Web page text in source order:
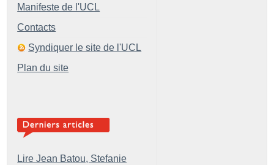
Manifeste de l'UCL
Contacts
Syndiquer le site de l'UCL
Plan du site
Lire Jean Batou, Stefanie